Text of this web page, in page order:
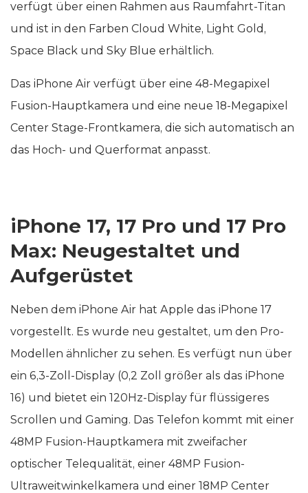
verfügt über einen Rahmen aus Raumfahrt-Titan
und ist in den Farben Cloud White, Light Gold,
Space Black und Sky Blue erhältlich.
Das iPhone Air verfügt über eine 48-Megapixel
Fusion-Hauptkamera und eine neue 18-Megapixel
Center Stage-Frontkamera, die sich automatisch an
das Hoch- und Querformat anpasst.
iPhone 17, 17 Pro und 17 Pro
Max: Neugestaltet und
Aufgerüstet
Neben dem iPhone Air hat Apple das iPhone 17
vorgestellt. Es wurde neu gestaltet, um den Pro-
Modellen ähnlicher zu sehen. Es verfügt nun über
ein 6,3-Zoll-Display (0,2 Zoll größer als das iPhone
16) und bietet ein 120Hz-Display für flüssigeres
Scrollen und Gaming. Das Telefon kommt mit einer
48MP Fusion-Hauptkamera mit zweifacher
optischer Telequalität, einer 48MP Fusion-
Ultraweitwinkelkamera und einer 18MP Center